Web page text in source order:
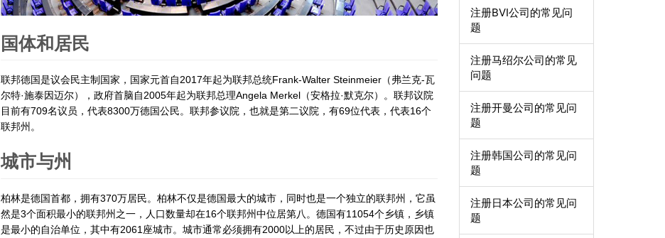
国体和居民
联邦德国是议会民主制国家，国家元首自2017年起为联邦总统Frank-Walter Steinmeier（弗兰克-瓦
尔特·施泰因迈尔），政府首脑自2005年起为联邦总理Angela Merkel（安格拉·默克尔）。联邦议院
目前有709名议员，代表8300万德国公民。联邦参议院，也就是第二议院，有69位代表，代表16个
联邦州。
城市与州
柏林是德国首都，拥有370万居民。柏林不仅是德国最大的城市，同时也是一个独立的联邦州，它虽
然是3个面积最小的联邦州之一，人口数量却在16个联邦州中位居第八。德国有11054个乡镇，乡镇
是最小的自治单位，其中有2061座城市。城市通常必须拥有2000以上的居民，不过由于历史原因也
注册BVI公司的常见问
题
注册马绍尔公司的常见
问题
注册开曼公司的常见问
题
注册韩国公司的常见问
题
注册日本公司的常见问
题